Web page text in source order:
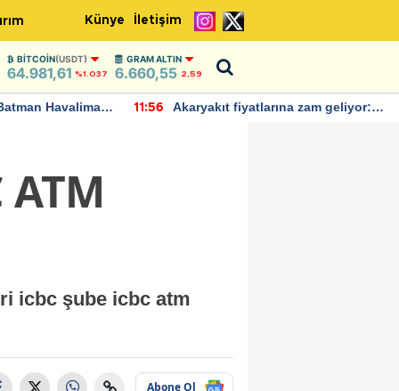
Künye İletişim
BITCOIN(USDT)
64.981,61 %1.037
GRAM ALTIN
6.660,55 2,59
Havalimanı
11:56
Akaryakıt fiyatlarına zam geliyor:
icbc şube icbc atm
Abone Ol